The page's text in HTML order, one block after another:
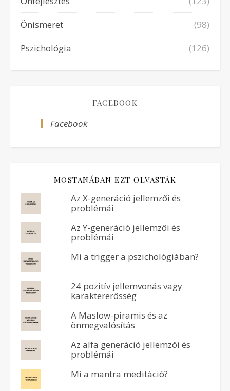
Önismeret
(98)
Pszichológia
(126)
FACEBOOK
Facebook
MOSTANÁBAN EZT OLVASTÁK
Az X-generáció jellemzői és
problémái
Az Y-generáció jellemzői és
problémái
Mi a trigger a pszichológiában?
24 pozitív jellemvonás vagy
karaktererősség
A Maslow-piramis és az
önmegvalósítás
Az alfa generáció jellemzői és
problémái
Mi a mantra meditáció?